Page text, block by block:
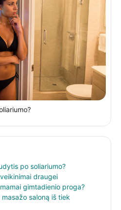
po soliariumo?
draugei
gimtadienio proga?
saloną iš tiek